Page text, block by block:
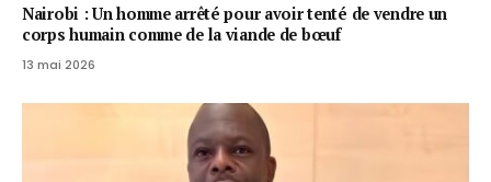
Nairobi : Un homme arrêté pour avoir tenté de vendre un
corps humain comme de la viande de bœuf
13 mai 2026